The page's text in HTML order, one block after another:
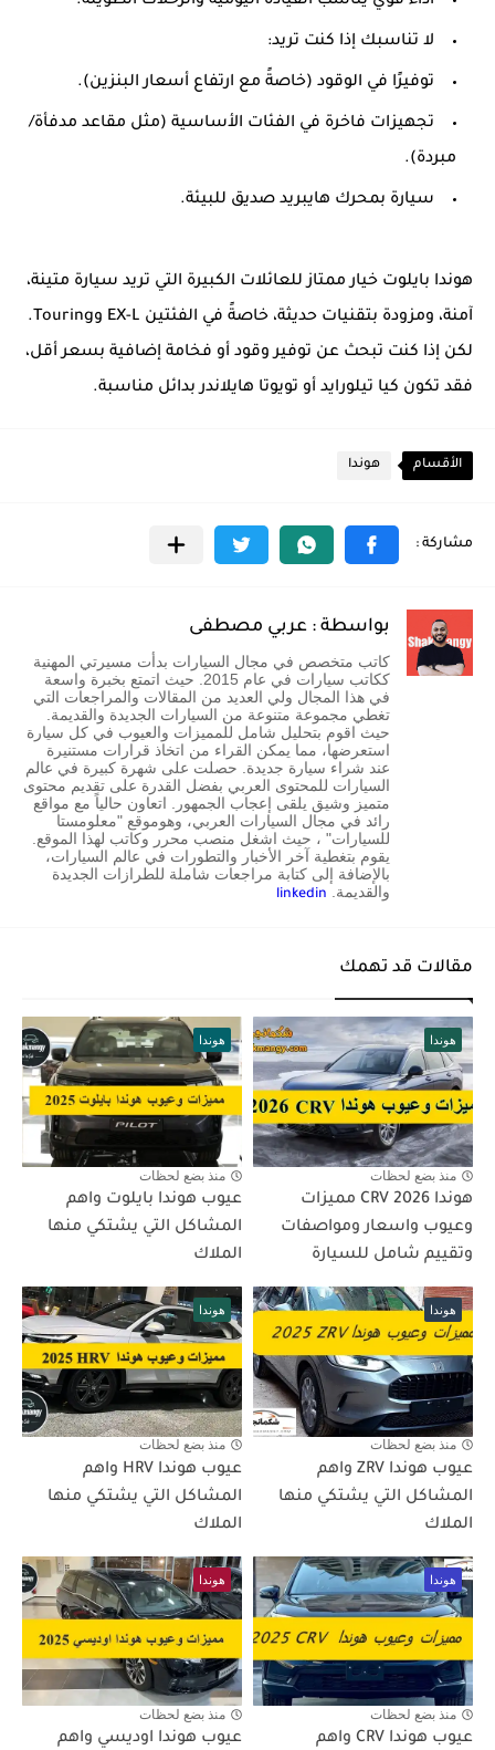
لا تناسبك إذا كنت تريد:
توفيرًا في الوقود (خاصةً مع ارتفاع أسعار البنزين).
تجهيزات فاخرة في الفئات الأساسية (مثل مقاعد مدفأة/
مبردة).
سيارة بمحرك هايبريد صديق للبيئة.
هوندا بايلوت خيار ممتاز للعائلات الكبيرة التي تريد سيارة متينة،
آمنة، ومزودة بتقنيات حديثة، خاصةً في الفئتين EX-L وTouring.
لكن إذا كنت تبحث عن توفير وقود أو فخامة إضافية بسعر أقل،
فقد تكون كيا تيلورايد أو تويوتا هايلاندر بدائل مناسبة.
الأقسام هوندا
بواسطة : عربي مصطفى
كاتب متخصص في مجال السيارات بدأت مسيرتي المهنية
ككاتب سيارات في عام 2015. حيث اتمتع بخبرة واسعة
في هذا المجال ولي العديد من المقالات والمراجعات التي
تغطي مجموعة متنوعة من السيارات الجديدة والقديمة.
حيث اقوم بتحليل شامل للمميزات والعيوب في كل سيارة
استعرضها، مما يمكن القراء من اتخاذ قرارات مستنيرة
عند شراء سيارة جديدة. حصلت على شهرة كبيرة في عالم
السيارات للمحتوى العربي بفضل القدرة على تقديم محتوى
متميز وشيق يلقى إعجاب الجمهور. اتعاون حالياً مع مواقع
رائد في مجال السيارات العربي، وهوموقع "معلومستا
للسيارات" ، حيث اشغل منصب محرر وكاتب لهذا الموقع.
يقوم بتغطية آخر الأخبار والتطورات في عالم السيارات،
بالإضافة إلى كتابة مراجعات شاملة للطرازات الجديدة
والقديمة. linkedin
مقالات قد تهمك
هوندا
منذ بضع لحظات
هوندا CRV 2026 مميزات
وعيوب واسعار ومواصفات
وتقييم شامل للسيارة
هوندا
منذ بضع لحظات
عيوب هوندا بايلوت واهم
المشاكل التي يشتكي منها
الملاك
هوندا
منذ بضع لحظات
عيوب هوندا ZRV واهم
المشاكل التي يشتكي منها
الملاك
هوندا
منذ بضع لحظات
عيوب هوندا HRV واهم
المشاكل التي يشتكي منها
الملاك
هوندا
منذ بضع لحظات
عيوب هوندا CRV واهم
هوندا
منذ بضع لحظات
عيوب هوندا اوديسي واهم